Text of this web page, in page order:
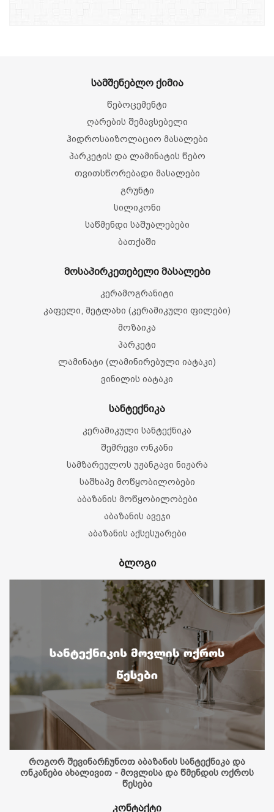
სამშენებლო ქიმია
წებოცემენტი
ღარების შემავსებელი
ჰიდროსაიზოლაციო მასალები
პარკეტის და ლამინატის წებო
თვითსწორებადი მასალები
გრუნტი
სილიკონი
საწმენდი საშუალებები
ბათქაში
მოსაპირკეთებელი მასალები
კერამოგრანიტი
კაფელი, მეტლახი (კერამიკული ფილები)
მოზაიკა
პარკეტი
ლამინატი (ლამინირებული იატაკი)
ვინილის იატაკი
სანტექნიკა
კერამიკული სანტექნიკა
შემრევი ონკანი
სამზარეულოს უჟანგავი ნიჟარა
საშხაპე მოწყობილობები
აბაზანის მოწყობილობები
აბაზანის ავეჯი
აბაზანის აქსესუარები
ბლოგი
როგორ შევინარჩუნოთ აბაზანის სანტექნიკა და
ონკანები ახალივით - მოვლისა და წმენდის ოქროს
წესები
კონტაქტი